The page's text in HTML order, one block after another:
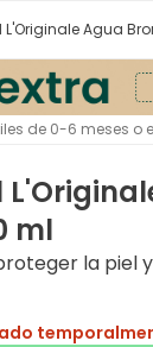
L'Originale Agua
de 0-6 meses o
ml
la piel